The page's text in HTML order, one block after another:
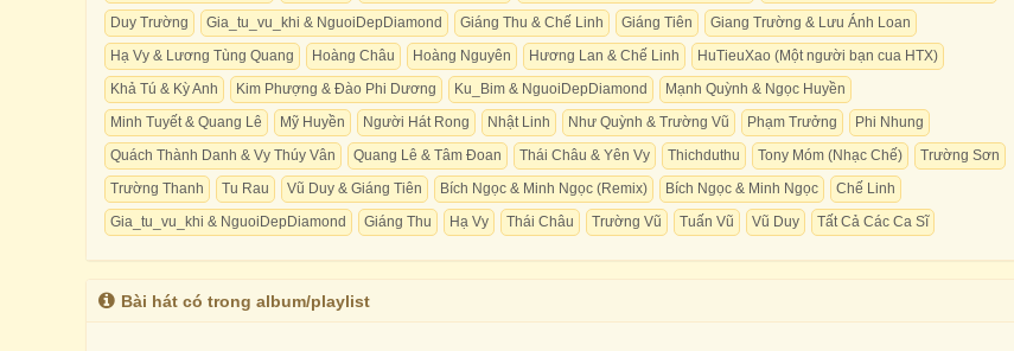
Duy Trường
Gia_tu_vu_khi & NguoiDepDiamond Giáng Thu & Chế Linh Giáng Tiên
Giang Trường & Lưu Ánh Loan
Hạ Vy & Lương Tùng Quang
Hoàng Châu Hoàng Nguyên Hương Lan & Chế Linh
HuTieuXao (Một người bạn cua HTX)
Khả Tú & Kỳ Anh
Kim Phượng & Đào Phi Dương Ku_Bim & NguoiDepDiamond
Mạnh Quỳnh & Ngọc Huyền
Minh Tuyết & Quang Lê
Mỹ Huyền Người Hát Rong Nhật Linh Như Quỳnh & Trường Vũ Phạm Trưởng
Phi Nhung
Quách Thành Danh & Vy Thúy Vân
Quang Lê & Tâm Đoan Thái Châu & Yên Vy Thichduthu Tony Móm (Nhạc Chế)
Trường Sơn
Trường Thanh
Tu Rau Vũ Duy & Giáng Tiên Bích Ngọc & Minh Ngọc (Remix) Bích Ngọc & Minh Ngọc
Chế Linh
Gia_tu_vu_khi & NguoiDepDiamond
Giáng Thu Hạ Vy Thái Châu Trường Vũ Tuấn Vũ Vũ Duy Tất Cả Các Ca Sĩ
Bài hát có trong album/playlist